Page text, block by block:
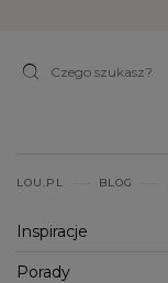
LOU.PL BLOG
Inspiracje
Porady